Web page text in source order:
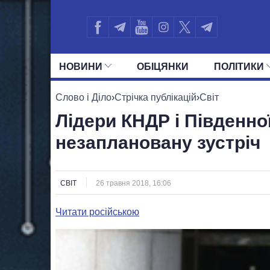
НОВИНИ ОБIЦЯНКИ ПОЛIТИКИ
УСІ ПОЛІТИКИ ПРЕЗИДЕНТ І ОФІС
Слово і Діло›Стрічка публікацій›Світ
Лідери КНДР і
незаплановану зустріч
СВІТ 26 травня 2018, 16:06
Читати російською